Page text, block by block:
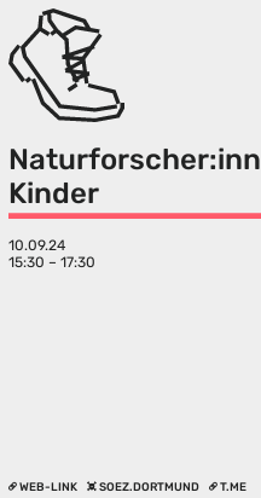
Kinder
10.09.24
15:30 – 17:30
WEB-LINK SOEZ.DORTMUND T.ME